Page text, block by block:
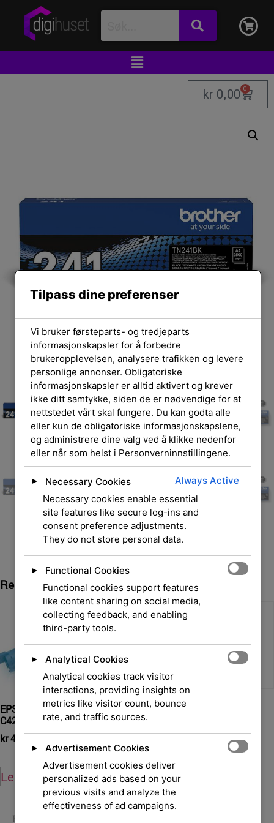
kr 0,00 0
Relaterte Produkter
EPSON Toner cyan AcuLaser
C4200
kr4 274,00
Legg i handlekurv
SVC Yellow Managed LJ
Toner
Legg i handlekurv
Hjem/Skrivere og
Tilpass dine preferenser
Vi bruker førsteparts- og tredjeparts
informasjonskapsler for å forbedre
brukeropplevelsen, analysere trafikken og levere
personlige annonser. Obligatoriske
informasjonskapsler er alltid aktivert og krever
ikke ditt samtykke, siden de er nødvendige for at
nettstedet vårt skal fungere. Du kan godta alle
eller kun de obligatoriske informasjonskapslene,
og administrere dine valg ved å klikke nedenfor
eller når som helst i Personverninnstillingene.
► Necessary Cookies
Always Active
Necessary cookies enable essential
site features like secure log-ins and
consent preference adjustments.
They do not store personal data.
►
Functional Cookies
Functional cookies support features
like content sharing on social media,
collecting feedback, and enabling
third-party tools.
►
Analytical Cookies
Analytical cookies track visitor
interactions, providing insights on
metrics like visitor count, bounce
rate, and traffic sources.
►
Advertisement Cookies
Advertisement cookies deliver
personalized ads based on your
previous visits and analyze the
effectiveness of ad campaigns.